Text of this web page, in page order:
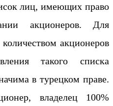
лиц, имеющих право
акционеров. Для
акционеров
такого списка
в турецком праве.
владелец 100%